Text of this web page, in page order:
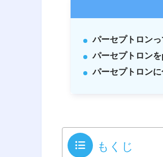
パーセプトロンっ
パーセプトロン
パーセプトロン
もくじ